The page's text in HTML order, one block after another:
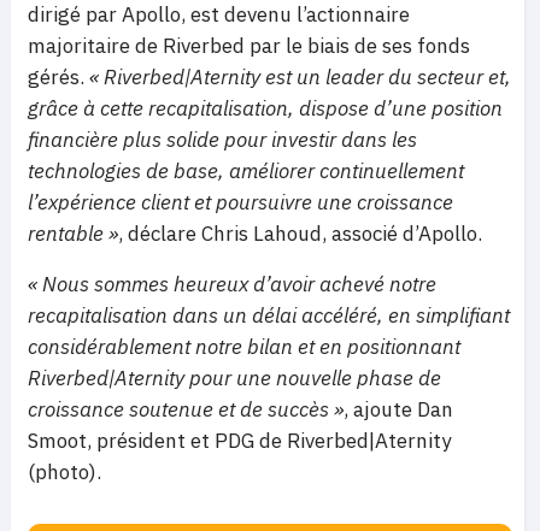
dirigé par Apollo, est devenu l’actionnaire
majoritaire de Riverbed par le biais de ses fonds
gérés. « Riverbed|Aternity est un leader du secteur et,
grâce à cette recapitalisation, dispose d’une position
financière plus solide pour investir dans les
technologies de base, améliorer continuellement
l’expérience client et poursuivre une croissance
rentable», déclare Chris Lahoud, associé d’Apollo.
« Nous sommes heureux d’avoir achevé notre
recapitalisation dans un délai accéléré, en simplifiant
considérablement notre bilan et en positionnant
Riverbed|Aternity pour une nouvelle phase de
croissance soutenue et de succès », ajoute Dan
Smoot, président et PDG de Riverbed|Aternity
(photo).